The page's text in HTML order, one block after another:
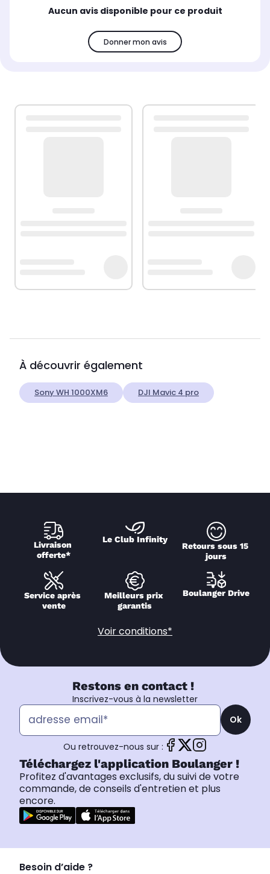
Aucun avis disponible pour ce produit
Donner mon avis
À découvrir également
Sony WH 1000XM6 DJI Mavic 4 pro
Livraison
offerte*
Le Club Infinity
Retours sous 15
jours
Service après
vente
Meilleurs prix
garantis
Boulanger Drive
Voir conditions*
Restons en contact !
Inscrivez-vous à la newsletter
Ok
Ou retrouvez-nous sur :
Téléchargez l'application Boulanger !
Profitez d'avantages exclusifs, du suivi de votre
commande, de conseils d'entretien et plus
encore.
Besoin d’aide ?